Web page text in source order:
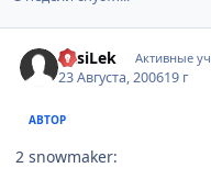
VasiLek Активные
23 Августа, 200619 г
АВТОР
2 snowmaker: